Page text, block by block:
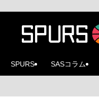
SPURS SASコラム